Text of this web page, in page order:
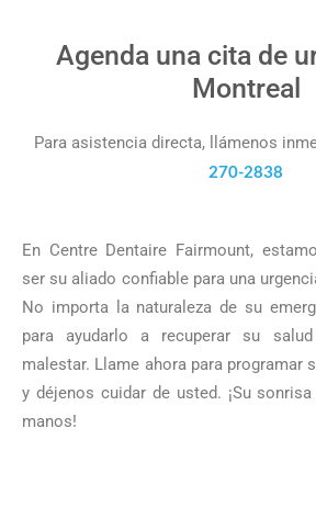
Agenda una cita de
Montreal
Para asistencia directa, llámenos
270-2838
En Centre Dentaire Fairmount,
ser su aliado confiable para una
No importa la naturaleza de su
para ayudarlo a recuperar su
malestar. Llame ahora para programar
y déjenos cuidar de usted. ¡Su
manos!